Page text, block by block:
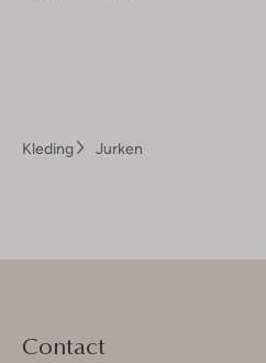
Kleding Jurken
Contact